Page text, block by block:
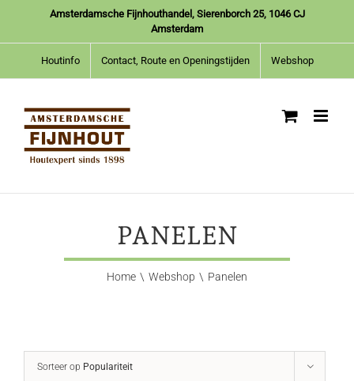
inhoud
Amsterdamsche Fijnhouthandel, Sierenborch 25, 1046 CJ
Amsterdam
Houtinfo Contact, Route en Openingstijden Webshop
PANELEN
Home Webshop Panelen
Sorteer op Populariteit